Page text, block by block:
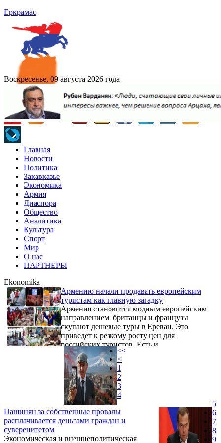
Еркрамас
Воскресенье, 09 августа 2026 года
Главная
Новости
Политика
Закавказье
Экономика
Армия
Диаспора
Общество
Аналитика
Культура
Спорт
Мир
О нас
ПАРТНЕРЫ
Ekonomika
Армению начали продавать европейским
туристам как главную загадку
Армения становится модным европейским
направлением: британцы и французы
скупают дешевые туры в Ереван. Это
приведет к резкому росту цен для
российских туристов. Есть и
дополнительные риски.
Пашинян за собственные провалы
расплачивается деньгами граждан и
суверенитетом
Экономическая и внешнеполитическая
<<
<
1
2
3
4
5
6
7
8
9